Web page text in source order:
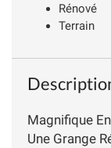
Rénové
Terrain
Magnifique
Une Grange